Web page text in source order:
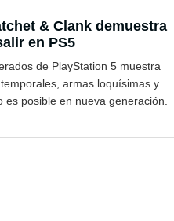
& Clank demuestra
en PS5
de PlayStation 5 muestra
armas loquísimas y
posible en nueva generación.